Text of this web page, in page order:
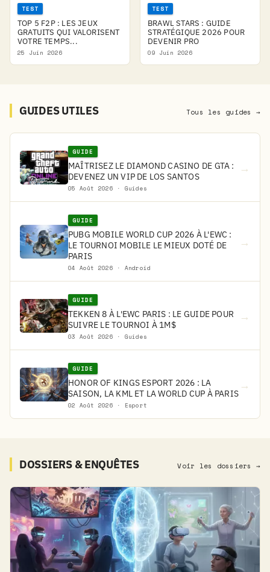
TEST
TOP 5 F2P : LES JEUX
GRATUITS QUI VALORISENT
VOTRE TEMPS...
25 Juin 2026
TEST
BRAWL STARS : GUIDE
STRATÉGIQUE 2026 POUR
DEVENIR PRO
09 Juin 2026
GUIDES UTILES Tous les guides →
GUIDE
MAÎTRISEZ LE DIAMOND CASINO DE GTA :
DEVENEZ UN VIP DE LOS SANTOS
05 Août 2026 · Guides
→
GUIDE
PUBG MOBILE WORLD CUP 2026 À L'EWC :
LE TOURNOI MOBILE LE MIEUX DOTÉ DE
PARIS
04 Août 2026 · Android
→
GUIDE
TEKKEN 8 À L'EWC PARIS : LE GUIDE POUR
SUIVRE LE TOURNOI À 1M$
03 Août 2026 · Guides
→
GUIDE
HONOR OF KINGS ESPORT 2026 : LA
SAISON, LA KML ET LA WORLD CUP À PARIS
02 Août 2026 · Esport
→
DOSSIERS & ENQUÊTES Voir les dossiers →